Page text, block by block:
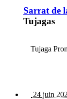
Sarrat de
Tujagas
Tujaga
24 juin